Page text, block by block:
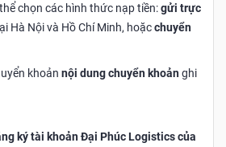
chọn các hình thức nạp tiền:gửi trực
Hà Nội và Hồ Chí Minh, hoặcchuyển
khoản nội dung chuyển khoảnghi
ký tài khoản Đại Phúc Logistics của